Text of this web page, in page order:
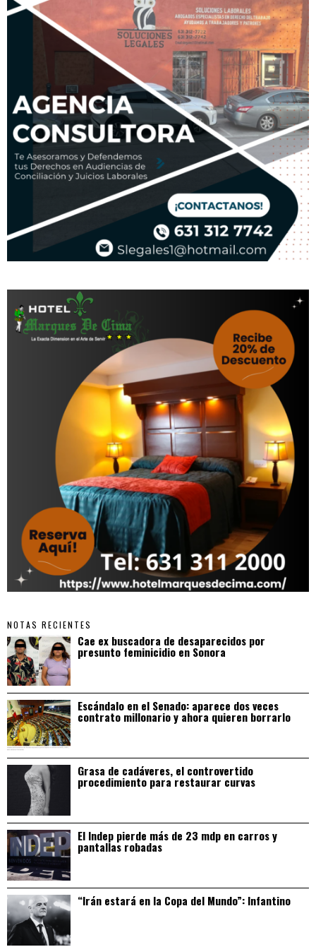
NOTAS RECIENTES
Cae ex buscadora de desaparecidos por
presunto feminicidio en Sonora
Escándalo en el Senado: aparece dos veces
contrato millonario y ahora quieren borrarlo
Grasa de cadáveres, el controvertido
procedimiento para restaurar curvas
El Indep pierde más de 23 mdp en carros y
pantallas robadas
“Irán estará en la Copa del Mundo”: Infantino